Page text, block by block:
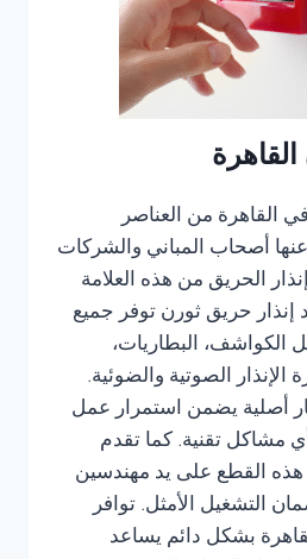
القاهرة من العناصر
أصحاب المباني والشركات
الحريق من هذه العلامة
إنذار حريق ثورن توفر جميع
الكواشف، البطاريات،
الإنذار الصوتية والضوئية.
أصلية يضمن استمرار عمل
مشاكل تقنية. كما تقدم
القطع على يد مهندسين
التشغيل الأمثل. توافر
بشكل دائم يساعد